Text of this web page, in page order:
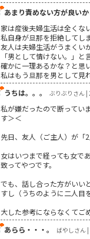
あまり責めない方が良いか
家は産後夫婦生活は全くな
私自身が旦那を拒絶してし
友人は夫婦生活がうまくい
「男として情けない。」と
確かに一理あるかな？と思
私はもう旦那を男として見
うちは。。。
ぶりぶりさん
私が嫌だったので断ってい
す＞＜
先日、友人（ご主人）が「
女はいつまで経っても女で
致ってやつです。
でも、話し合った方がいい
すし（うちのように二人目
大した参考にならなくてご
あらら・・・。
ばやしさん